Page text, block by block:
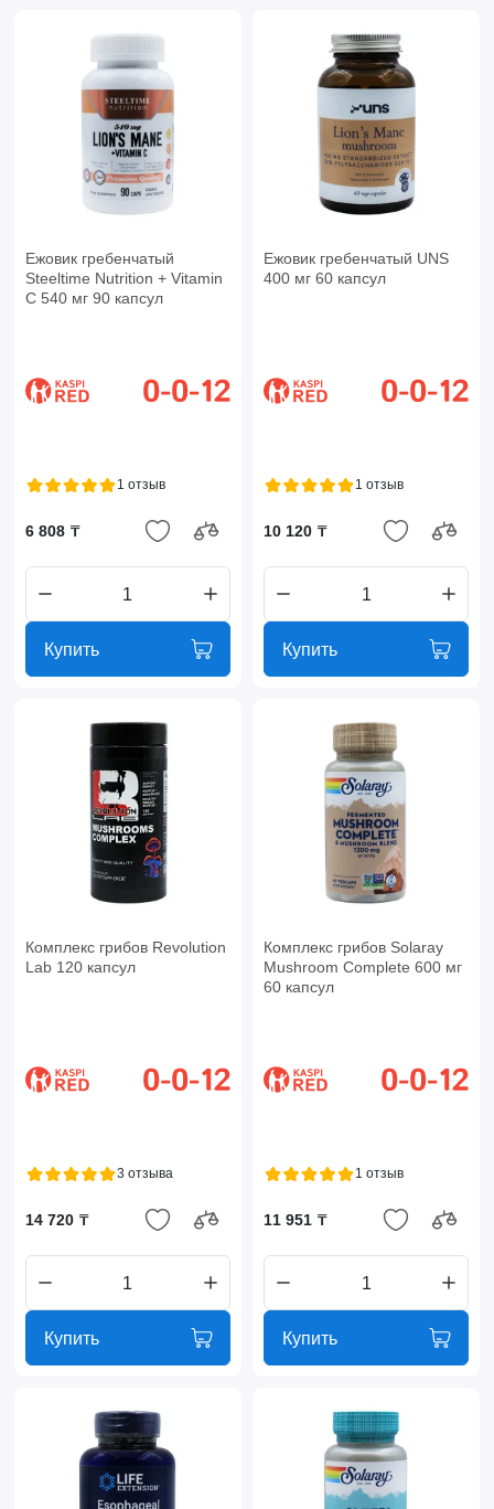
Ежовик гребенчатый
Steeltime Nutrition + Vitamin
C 540 мг 90 капсул
1 отзыв
6 808 ₸
Купить
Ежовик гребенчатый UNS
400 мг 60 капсул
1 отзыв
10 120 ₸
Купить
Комплекс грибов Revolution
Lab 120 капсул
3 отзыва
14 720 ₸
Купить
Комплекс грибов Solaray
Mushroom Complete 600 мг
60 капсул
1 отзыв
11 951 ₸
Купить